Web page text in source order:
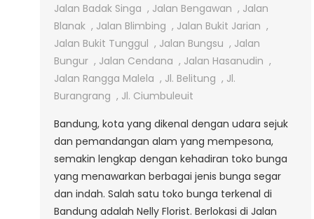
Anggrek
Di
Jalan
Ciumbuleuit
Jalan Badak Singa , Jalan Bengawan , Jalan
Blanak , Jalan Blimbing , Jalan Bukit Jarian ,
Jalan Bukit Tunggul , Jalan Bungsu , Jalan
Bungur , Jalan Cendana , Jalan Hasanudin ,
Jalan Rangga Malela , Jl. Belitung , Jl.
Burangrang , Jl. Ciumbuleuit
Bandung, kota yang dikenal dengan udara sejuk
dan pemandangan alam yang mempesona,
semakin lengkap dengan kehadiran toko bunga
yang menawarkan berbagai jenis bunga segar
dan indah. Salah satu toko bunga terkenal di
Bandung adalah Nelly Florist. Berlokasi di Jalan